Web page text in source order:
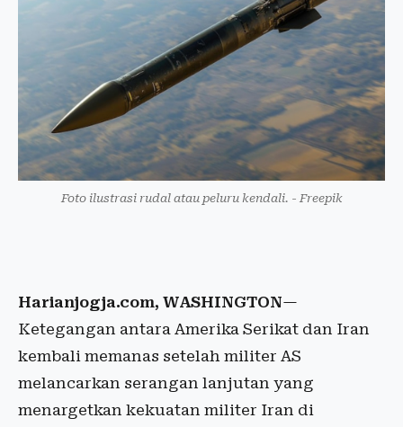
Foto ilustrasi rudal atau peluru kendali. - Freepik
Harianjogja.com, WASHINGTON—
Ketegangan antara Amerika Serikat dan Iran
kembali memanas setelah militer AS
melancarkan serangan lanjutan yang
menargetkan kekuatan militer Iran di